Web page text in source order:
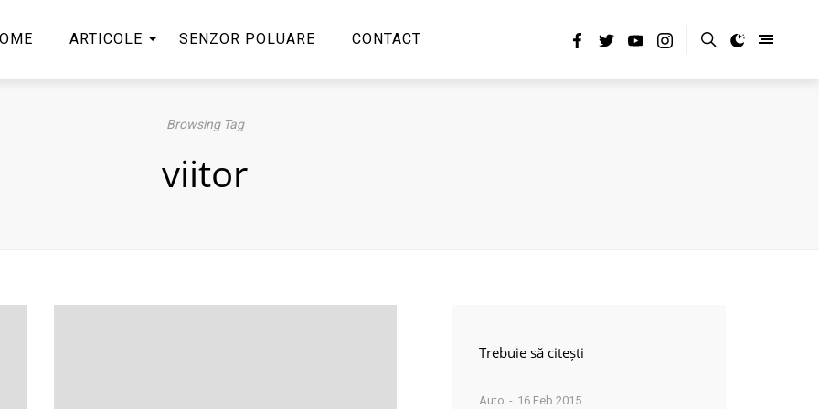
ARTICOLE SENZOR POLUARE CONTACT
Browsing Tag
viitor
Trebuie să citești
Auto 16 Feb 2015